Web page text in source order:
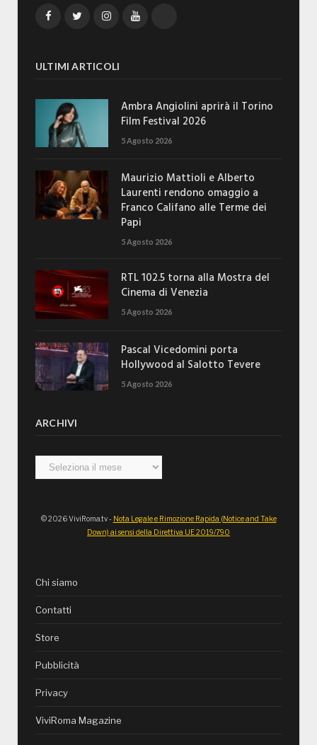
FacebookTwitterInstagramYouTube
ULTIMI ARTICOLI
Ambra Angiolini aprirà il Torino
Film Festival 2026
5 Agosto 2026
Maurizio Mattioli e Alberto
Laurenti rendono omaggio a
Franco Califano alle Terme dei
Papi
5 Agosto 2026
RTL 102.5 torna alla Mostra del
Cinema di Venezia
5 Agosto 2026
Pascal Vicedomini porta
Hollywood al Salotto Tevere
5 Agosto 2026
ARCHIVI
Archivi
© 2026 ViviRoma.tv - Nota Legale e Rimozione Rapida (Notice and Take
Down) ai sensi della Direttiva UE 2019/790
Chi siamo
Contatti
Store
Pubblicità
Privacy
ViviRoma Magazine